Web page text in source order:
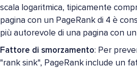
scala logaritmica, tipicamente
pagina con un PageRank di 4 è
più autorevole di una pagina con un
Fattore di smorzamento: Per
"rank sink", PageRank include un